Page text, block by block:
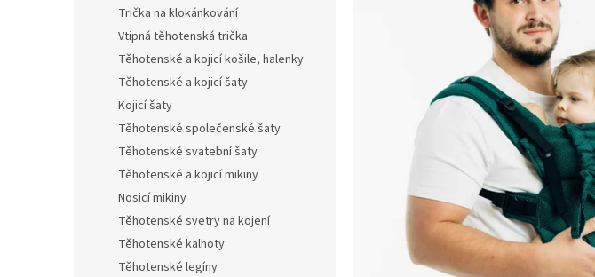
Trička na klokánkování
Vtipná těhotenská trička
Těhotenské a kojicí košile, halenky
Těhotenské a kojicí šaty
Kojicí šaty
Těhotenské společenské šaty
Těhotenské svatební šaty
Těhotenské a kojicí mikiny
Nosicí mikiny
Těhotenské svetry na kojení
Těhotenské kalhoty
Těhotenské legíny